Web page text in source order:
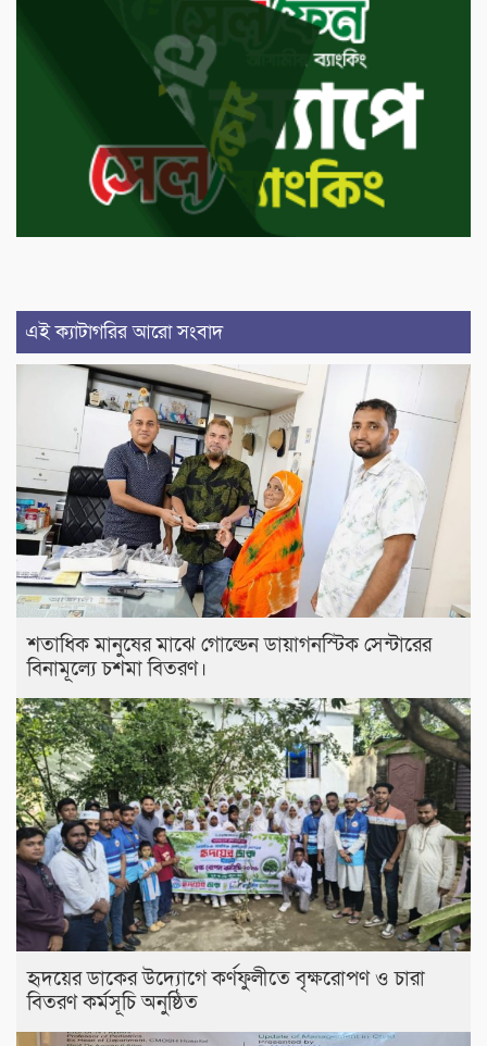
এই ক্যাটাগরির আরো সংবাদ
শতাধিক মানুষের মাঝে গোল্ডেন ডায়াগনস্টিক সেন্টারের
বিনামূল্যে চশমা বিতরণ।
হৃদয়ের ডাকের উদ্যোগে কর্ণফুলীতে বৃক্ষরোপণ ও চারা
বিতরণ কর্মসূচি অনুষ্ঠিত